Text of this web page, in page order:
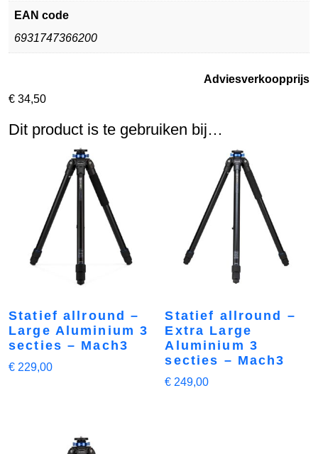
EAN code
6931747366200
Adviesverkoopprijs
€ 34,50
Dit product is te gebruiken bij…
Statief allround –
Large Aluminium 3
secties – Mach3
€ 229,00
Statief allround –
Extra Large
Aluminium 3
secties – Mach3
€ 249,00